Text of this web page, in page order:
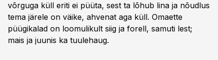
võrguga küll eriti ei püüta, sest ta lõhub lina ja nõudlus
tema järele on väike, ahvenat aga küll. Omaette
püügikalad on loomulikult siig ja forell, samuti lest;
mais ja juunis ka tuulehaug.